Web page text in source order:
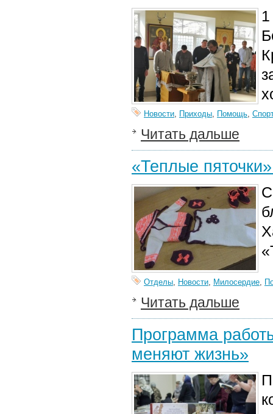
Новости, Приходы, Помощь,
Читать дальше
«Теплые
Отделы, Новости, Милосердие,
Читать дальше
Программа
меняют жизнь»